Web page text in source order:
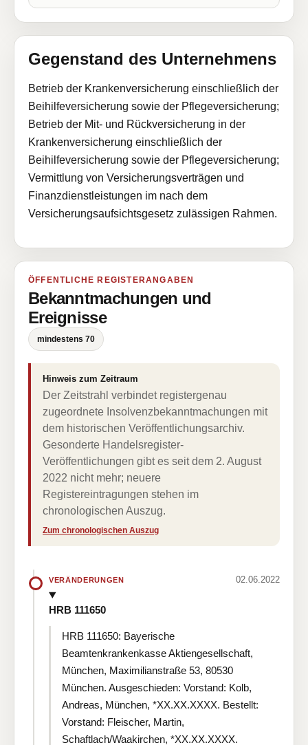
Gegenstand des Unternehmens
Betrieb der Krankenversicherung einschließlich der
Beihilfeversicherung sowie der Pflegeversicherung;
Betrieb der Mit- und Rückversicherung in der
Krankenversicherung einschließlich der
Beihilfeversicherung sowie der Pflegeversicherung;
Vermittlung von Versicherungsverträgen und
Finanzdienstleistungen im nach dem
Versicherungsaufsichtsgesetz zulässigen Rahmen.
ÖFFENTLICHE REGISTERANGABEN
Bekanntmachungen und
Ereignisse
mindestens 70
Hinweis zum Zeitraum
Der Zeitstrahl verbindet registergenau
zugeordnete Insolvenzbekanntmachungen mit
dem historischen Veröffentlichungsarchiv.
Gesonderte Handelsregister-
Veröffentlichungen gibt es seit dem 2. August
2022 nicht mehr; neuere
Registereintragungen stehen im
chronologischen Auszug.
Zum chronologischen Auszug
VERÄNDERUNGEN 02.06.2022
HRB 111650
HRB 111650: Bayerische
Beamtenkrankenkasse Aktiengesellschaft,
München, Maximilianstraße 53, 80530
München. Ausgeschieden: Vorstand: Kolb,
Andreas, München, *XX.XX.XXXX. Bestellt:
Vorstand: Fleischer, Martin,
Schaftlach/Waakirchen, *XX.XX.XXXX.